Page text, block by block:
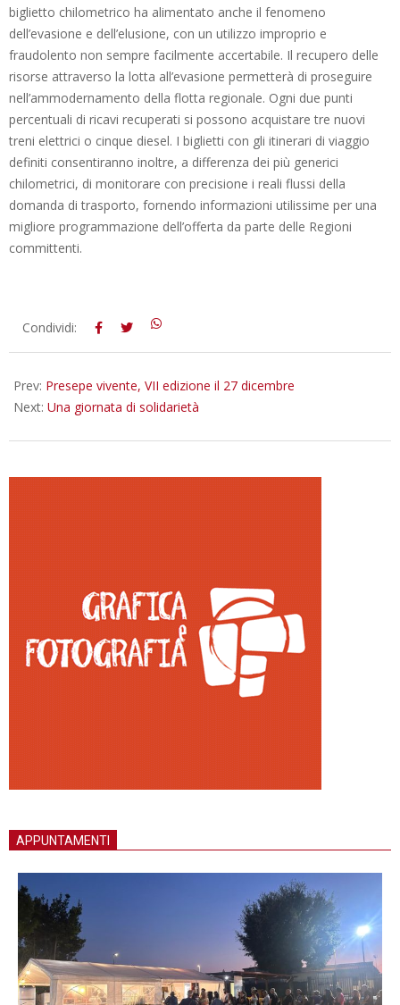
biglietto chilometrico ha alimentato anche il fenomeno
dell’evasione e dell’elusione, con un utilizzo improprio e
fraudolento non sempre facilmente accertabile. Il recupero delle
risorse attraverso la lotta all’evasione permetterà di proseguire
nell’ammodernamento della flotta regionale. Ogni due punti
percentuali di ricavi recuperati si possono acquistare tre nuovi
treni elettrici o cinque diesel. I biglietti con gli itinerari di viaggio
definiti consentiranno inoltre, a differenza dei più generici
chilometrici, di monitorare con precisione i reali flussi della
domanda di trasporto, fornendo informazioni utilissime per una
migliore programmazione dell’offerta da parte delle Regioni
committenti.
2015-
Condividi:
Prev: Presepe vivente, VII edizione il 27 dicembre
Next: Una giornata di solidarietà
APPUNTAMENTI